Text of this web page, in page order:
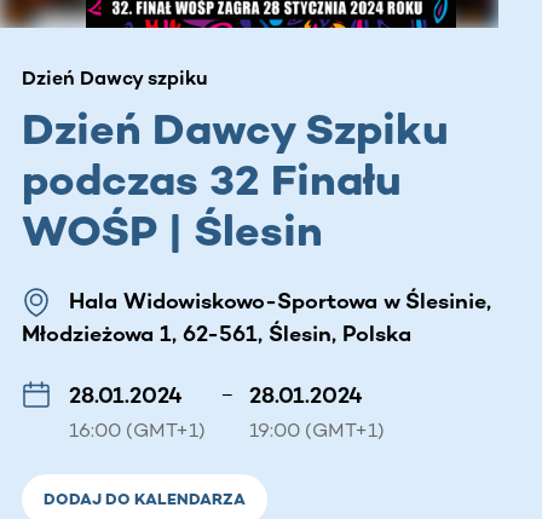
Dzień Dawcy szpiku
Dzień Dawcy Szpiku
podczas 32 Finału
WOŚP | Ślesin
Hala Widowiskowo-Sportowa w Ślesinie,
Młodzieżowa 1, 62-561, Ślesin, Polska
28.01.2024
16:00 (GMT+1)
– 28.01.2024
19:00 (GMT+1)
DODAJ DO KALENDARZA